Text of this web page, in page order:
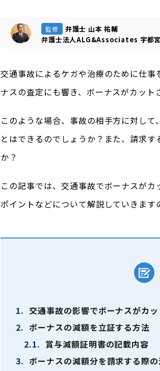
監修
弁護士 山本 祐輔
弁護士法人ALG&Associates 宇都
交通事故によるケガや治療のために仕
ナスの査定にも響き、ボーナスがカット
このような場合、事故の相手方に対し
とはできるのでしょうか？また、請求
か？
この記事では、交通事故でボーナスが
ポイントなどについて解説していきます
1. 交通事故の影響でボーナスがカ
2. ボーナスの減額を立証する方法
2.1. 賞与減額証明書の記載内容
3. ボーナスの減額分を請求する際